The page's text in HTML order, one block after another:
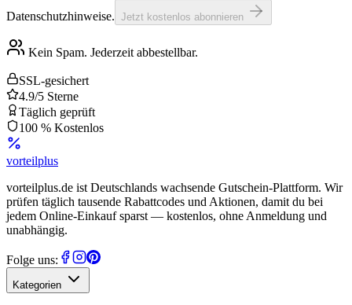
Datenschutzhinweise. Jetzt kostenlos abonnieren
Kein Spam. Jederzeit abbestellbar.
SSL-gesichert
4.9/5 Sterne
Täglich geprüft
100 % Kostenlos
vorteilplus
vorteilplus.de ist Deutschlands wachsende Gutschein-Plattform. Wir
prüfen täglich tausende Rabattcodes und Aktionen, damit du bei
jedem Online-Einkauf sparst — kostenlos, ohne Anmeldung und
unabhängig.
Folge uns:
Kategorien